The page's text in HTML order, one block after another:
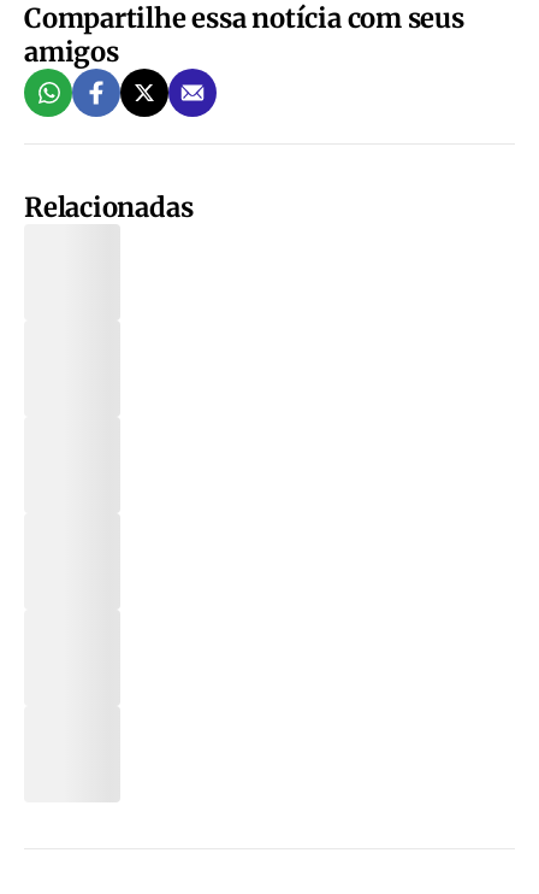
Compartilhe essa notícia com seus
amigos
Relacionadas